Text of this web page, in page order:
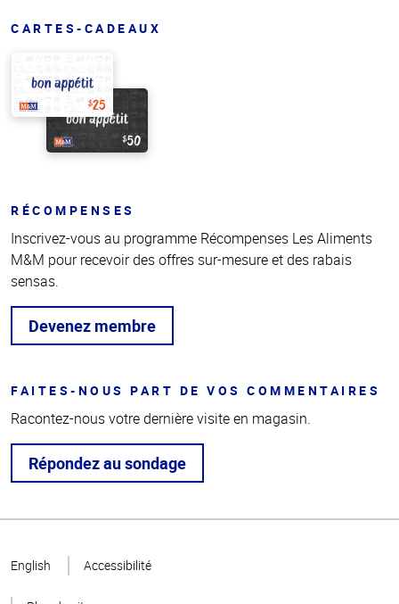
CARTES-CADEAUX
RÉCOMPENSES
Inscrivez-vous au programme Récompenses Les Aliments
M&M pour recevoir des offres sur-mesure et des rabais
sensas.
Devenez membre
FAITES-NOUS PART DE VOS COMMENTAIRES
Racontez-nous votre dernière visite en magasin.
Répondez au sondage
page
English Accessibilité